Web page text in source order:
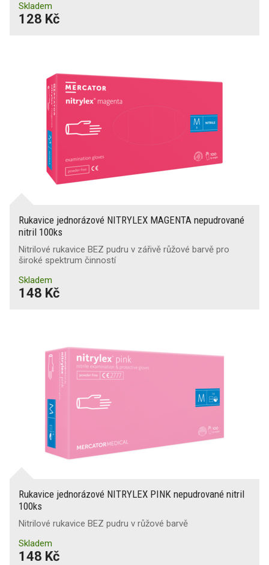
Skladem
128 Kč
Rukavice jednorázové NITRYLEX MAGENTA nepudrované
nitril 100ks
Nitrilové rukavice BEZ pudru v zářivě růžové barvě pro
široké spektrum činností
Skladem
148 Kč
Rukavice jednorázové NITRYLEX PINK nepudrované nitril
100ks
Nitrilové rukavice BEZ pudru v růžové barvě
Skladem
148 Kč